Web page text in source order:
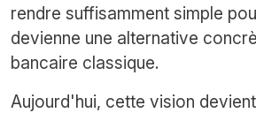
rendre suffisamment simple
devienne une alternative
bancaire classique.
Aujourd'hui, cette vision